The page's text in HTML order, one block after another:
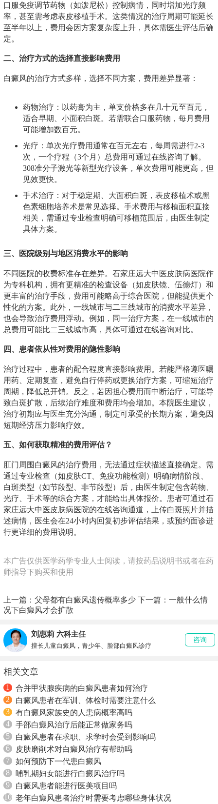
口服免疫调节药物（如泼尼松）控制病情，同时增加光疗频
率，甚至需考虑表皮移植手术。这类情况的治疗周期可能延长
至半年以上，费用会因方案复杂度上升，具体需医生评估后确
定。
二、治疗方式的选择直接影响费用
白癜风的治疗方式多样，选择不同方案，费用差异显著：
药物治疗：以药膏为主，单支价格多在几十元至百元，
适合早期、小面积白斑。若需联合口服药物，每月费用
可能增加数百元。
光疗：单次光疗费用通常在百元左右，每周需进行2-3
次，一个疗程（3个月）总费用可通过在线咨询了解。
308准分子激光等新型光疗设备，单次费用可能更高，但
见效更快。
手术治疗：对于稳定期、大面积白斑，表皮移植术或黑
色素细胞培养术是常见选择。手术费用与移植面积直接
相关，需通过专业检查明确可移植范围后，由医生制定
具体方案。
三、医院级别与地区消费水平的影响
不同医院的收费标准存在差异。石家庄远大中医皮肤病医院作
为专科机构，拥有更精准的检查设备（如皮肤镜、伍德灯）和
更丰富的治疗手段，费用可能略高于综合医院，但能提供更个
性化的方案。此外，一线城市与二三线城市的消费水平差异，
也会导致治疗费用浮动。例如，同一治疗方案，在一线城市的
总费用可能比二三线城市高，具体可通过在线咨询对比。
四、患者依从性对费用的隐性影响
治疗过程中，患者的配合程度直接影响费用。若能严格遵医嘱
用药、定期复查，避免自行停药或更换治疗方案，可缩短治疗
周期，降低总开销。反之，若因担心费用而中断治疗，可能导
致白斑扩散，后续治疗难度和费用均会增加。本院医生建议，
治疗初期应与医生充分沟通，制定可承受的长期方案，避免因
短期经济压力影响疗效。
五、如何获取精准的费用评估？
肛门周围白癜风的治疗费用，无法通过症状描述直接确定。需
通过专业检查（如皮肤CT、免疫功能检测）明确病情阶段、
白斑类型（如节段型、非节段型）后，由医生制定包含药物、
光疗、手术等的综合方案，才能给出具体报价。患者可通过石
家庄远大中医皮肤病医院的在线咨询通道，上传白斑照片并描
述病情，医生会在24小时内回复初步评估结果，或预约面诊进
行更详细的费用说明。
本广告仅供医学药学专业人士阅读，请按药品说明书或者在药
师指导下购买和使用
上一篇： 父母都有白癜风遗传概率多少 下一篇： 一般什么情
况下白癜风才会扩散
刘惠莉 六科主任
擅长儿童白癜风，青少年、脸部白癜风诊疗
咨询
相关文章
1
合并甲状腺疾病的白癜风患者如何治疗
2
白癜风患者在军训、体检时需要注意什么
3
有白癜风家族史的人患病概率高吗
4
手部白癜风治疗后能正常做家务吗
5
白癜风患者在求职、求学时会受到影响吗
6
皮肤磨削术对白癜风治疗有帮助吗
7
如何预防下一代患白癜风
8
哺乳期妇女能进行白癜风治疗吗
9
白癜风患者能进行医美项目吗
10 老年白癜风患者治疗时需要考虑哪些身体状况